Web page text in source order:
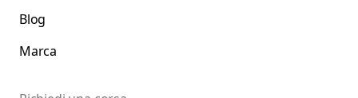
Blog
Marca